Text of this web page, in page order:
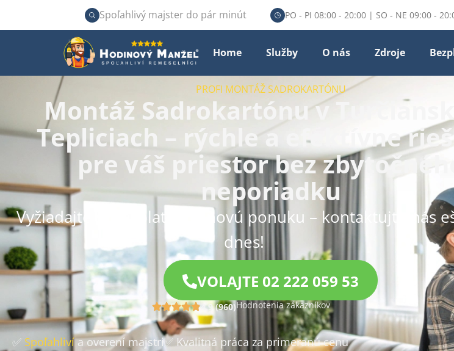
Spoľahlivý majster do pár minút PO - PI 08:00 - 20:00 | SO - NE 09:00 -
Home Služby O nás Zdroje
PROFI MONTÁŽ SADROKARTÓNU
Montáž Sadrokartónu v
Tepliciach – rýchle a efektívne
pre váš priestor bez
neporiadku
Vyžiadajte si bezplatnú cenovú ponuku – kontaktujte nás
dnes!
VOLAJTE 02 222 059 53
4.9 (960)Hodnotenia zákazníkov
✅ Spoľahlivía overení majstri✅ Kvalitná práca za primeranú cenu